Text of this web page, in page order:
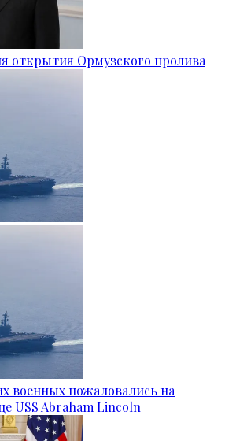
открытия Ормузского пролива
военных пожаловались на
USS Abraham Lincoln